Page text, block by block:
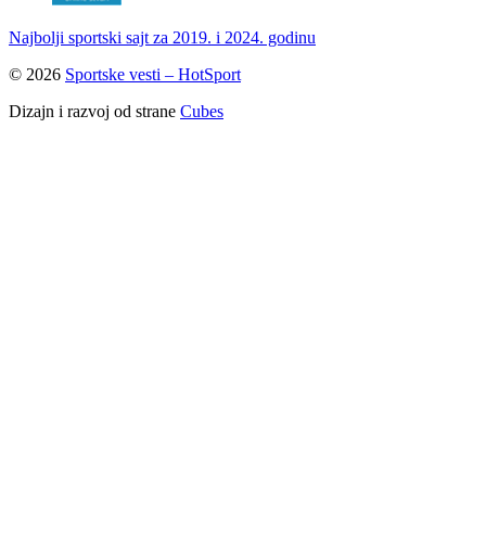
Najbolji sportski sajt za 2019. i 2024. godinu
© 2026 Sportske vesti – HotSport
Dizajn i razvoj od strane Cubes